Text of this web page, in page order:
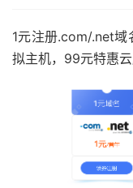
1元注册.com/.net域
拟主机，99元特惠云